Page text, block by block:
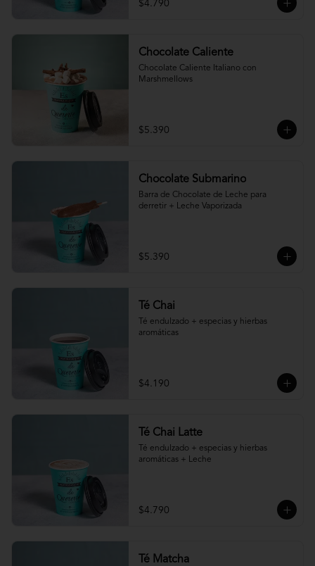
$4.790
Chocolate Caliente
Chocolate Caliente Italiano con
Marshmellows
$5.390
Chocolate Submarino
Barra de Chocolate de Leche para
derretir + Leche Vaporizada
$5.390
Té Chai
Té endulzado + especias y hierbas
aromáticas
$4.190
Té Chai Latte
Té endulzado + especias y hierbas
aromáticas + Leche
$4.790
Té Matcha